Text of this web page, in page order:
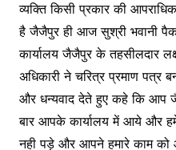
व्यक्ति किसी प्रकार की आपराधिक
है जैजैपुर ही आज सुश्री भवानी
कार्यालय जैजैपुर के तहसीलदार
अधिकारी ने चरित्र प्रमाण पत्र
और धन्यवाद देते हुए कहे कि आप
बार आपके कार्यालय में आये और हमे
नही पड़े और आपने हमारे काम को